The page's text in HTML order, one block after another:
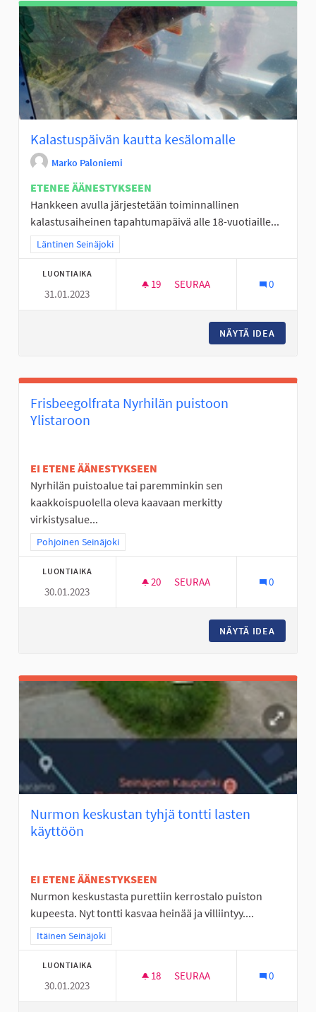
Kalastuspäivän kautta kesälomalle
Marko Paloniemi
ETENEE ÄÄNESTYKSEEN
Hankkeen avulla järjestetään toiminnallinen
kalastusaiheinen tapahtumapäivä alle 18-vuotiaille...
Rajaa tulokset teeman mukaan: Läntinen Seinäjoki
Läntinen Seinäjoki
LUONTIAIKA
31.01.2023
19 19 SEURAAJAA
SEURAA 0
NÄYTÄ IDEA
Frisbeegolfrata Nyrhilän puistoon
Ylistaroon
EI ETENE ÄÄNESTYKSEEN
Nyrhilän puistoalue tai paremminkin sen
kaakkoispuolella oleva kaavaan merkitty
virkistysalue...
Rajaa tulokset teeman mukaan: Pohjoinen Seinäjoki
Pohjoinen Seinäjoki
LUONTIAIKA
30.01.2023
20 20 SEURAAJAA
SEURAA 0
NÄYTÄ IDEA
Nurmon keskustan tyhjä tontti lasten
käyttöön
EI ETENE ÄÄNESTYKSEEN
Nurmon keskustasta purettiin kerrostalo puiston
kupeesta. Nyt tontti kasvaa heinää ja villiintyy....
Rajaa tulokset teeman mukaan: Itäinen Seinäjoki
Itäinen Seinäjoki
LUONTIAIKA
30.01.2023
18 18 SEURAAJAA
SEURAA 0